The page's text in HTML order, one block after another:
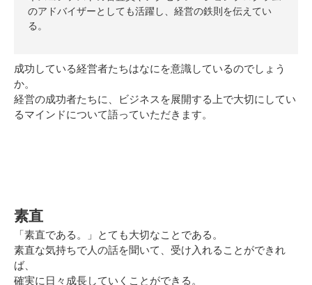
のアドバイザーとしても活躍し、経営の鉄則を伝えてい
る。
成功している経営者たちはなにを意識しているのでしょう
か。
経営の成功者たちに、ビジネスを展開する上で大切にしてい
るマインドについて語っていただきます。
素直
「素直である。」とても大切なことである。
素直な気持ちで人の話を聞いて、受け入れることができれ
ば、
確実に日々成長していくことができる。